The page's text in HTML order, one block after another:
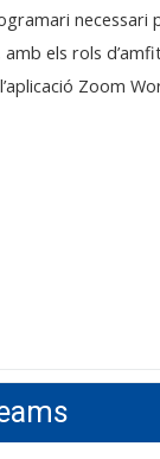
els rols
Zoom